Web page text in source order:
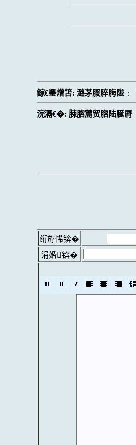
鎵€璺熷笘:潞茅脮脺脢陇 :
浣滆€�: 脨脗麓贸脗陆脠脣
绗斿悕锛�
涓婚锛�